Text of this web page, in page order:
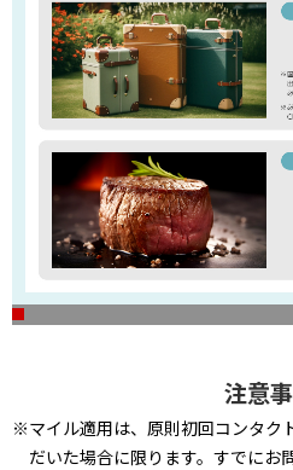
注意
※マイル適用は、原則初回コンタク
だいた場合に限ります。すでにお